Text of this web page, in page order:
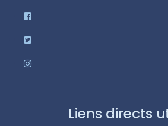
Liens directs